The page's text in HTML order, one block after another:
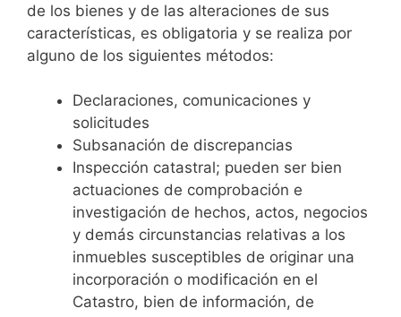
de los bienes y de las alteraciones de sus
características, es obligatoria y se realiza por
alguno de los siguientes métodos:
Declaraciones, comunicaciones y
solicitudes
Subsanación de discrepancias
Inspección catastral; pueden ser bien
actuaciones de comprobación e
investigación de hechos, actos, negocios
y demás circunstancias relativas a los
inmuebles susceptibles de originar una
incorporación o modificación en el
Catastro, bien de información, de